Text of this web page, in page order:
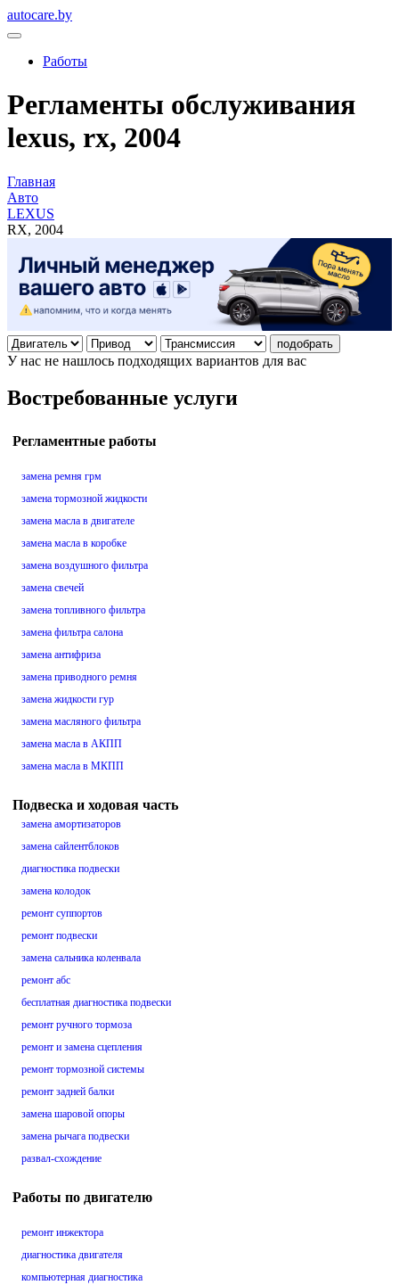
autocare.by
Работы
Регламенты обслуживания
lexus, rx, 2004
Главная
Авто
LEXUS
RX, 2004
подобрать
У нас не нашлось подходящих вариантов для вас
Востребованные услуги
Регламентные работы
замена ремня грм
замена тормозной жидкости
замена масла в двигателе
замена масла в коробке
замена воздушного фильтра
замена свечей
замена топливного фильтра
замена фильтра салона
замена антифриза
замена приводного ремня
замена жидкости гур
замена масляного фильтра
замена масла в АКПП
замена масла в МКПП
Подвеска и ходовая часть
замена амортизаторов
замена сайлентблоков
диагностика подвески
замена колодок
ремонт суппортов
ремонт подвески
замена сальника коленвала
ремонт абс
бесплатная диагностика подвески
ремонт ручного тормоза
ремонт и замена сцепления
ремонт тормозной системы
ремонт задней балки
замена шаровой опоры
замена рычага подвески
развал-схождение
Работы по двигателю
ремонт инжектора
диагностика двигателя
компьютерная диагностика